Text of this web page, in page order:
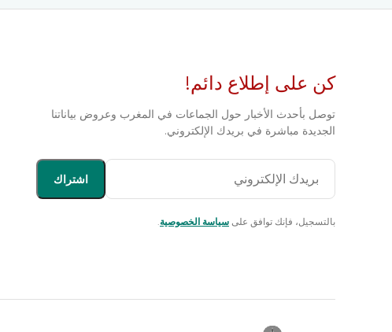
كن على إطلاع دائم!
توصل بأحدث الأخبار حول الجماعات في المغرب وعروض بياناتنا
الجديدة مباشرة في بريدك الإلكتروني.
اشتراك
بالتسجيل، فإنك توافق على سياسة الخصوصية.